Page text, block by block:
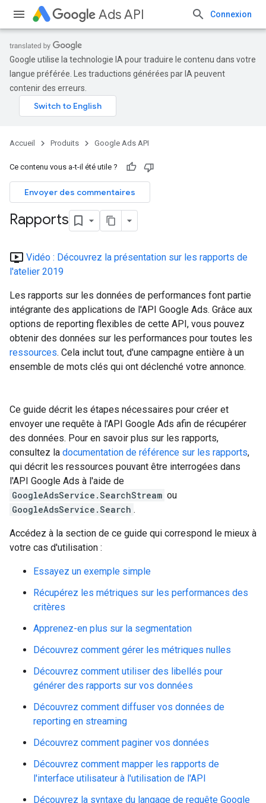
Ads API Connexion
Google utilise la technologie IA pour traduire le contenu dans votre
langue préférée. Les traductions générées par IA peuvent
contenir des erreurs.
Accueil Produits Google Ads API
Ce contenu vous a-t-il été utile ?
Envoyer des commentaires
Rapports
ondemand_video Vidéo : Découvrez la présentation sur les rapports de
l'atelier 2019
Les rapports sur les données de performances font partie
intégrante des applications de l'API Google Ads. Grâce aux
options de reporting flexibles de cette API, vous pouvez
obtenir des données sur les performances pour toutes les
ressources. Cela inclut tout, d'une campagne entière à un
ensemble de mots clés qui ont déclenché votre annonce.
Ce guide décrit les étapes nécessaires pour créer et
envoyer une requête à l'API Google Ads afin de récupérer
des données. Pour en savoir plus sur les rapports,
consultez la documentation de référence sur les rapports,
qui décrit les ressources pouvant être interrogées dans
l'API Google Ads à l'aide de
GoogleAdsService.SearchStream ou
GoogleAdsService.Search .
Accédez à la section de ce guide qui correspond le mieux à
votre cas d'utilisation :
Essayez un exemple simple
Récupérez les métriques sur les performances des
critères
Apprenez-en plus sur la segmentation
Découvrez comment gérer les métriques nulles
Découvrez comment utiliser des libellés pour
générer des rapports sur vos données
Découvrez comment diffuser vos données de
reporting en streaming
Découvrez comment paginer vos données
Découvrez comment mapper les rapports de
l'interface utilisateur à l'utilisation de l'API
Découvrez la syntaxe du langage de requête Google